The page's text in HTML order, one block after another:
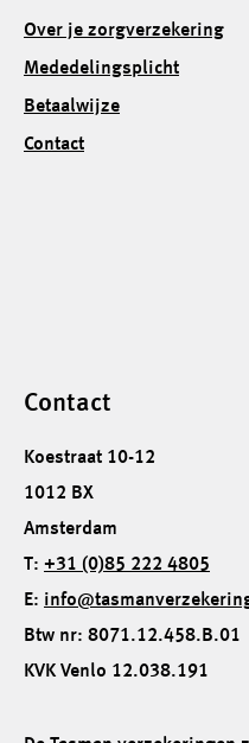
Over je zorgverzekering
Mededelingsplicht
Betaalwijze
Contact
Contact
Koestraat 10-12
1012 BX
Amsterdam
T: +31 (0)85 222 4805
E:
Btw nr: 8071.12.458.B.01
KVK Venlo 12.038.191